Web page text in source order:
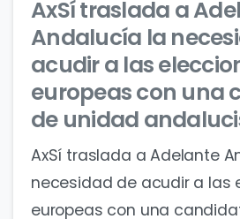
AxSí traslada a
Andalucía la
acudir a las
europeas con una
de unidad
AxSí traslada a Adelante
necesidad de acudir a las
europeas con una